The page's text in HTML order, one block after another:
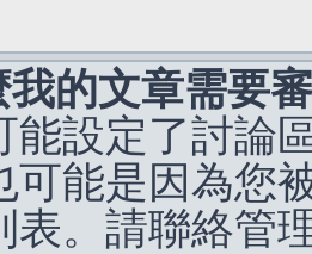
我的文章需要
能設定了討論
可能是因為您
表。請聯絡管